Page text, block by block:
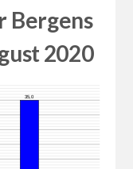
Bergens
2020
35,0